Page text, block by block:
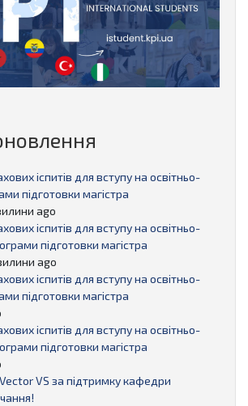
іспитів для вступу на освітньо-
підготовки магістра
ago
іспитів для вступу на освітньо-
підготовки магістра
ago
іспитів для вступу на освітньо-
підготовки магістра
іспитів для вступу на освітньо-
підготовки магістра
VS за підтримку кафедри